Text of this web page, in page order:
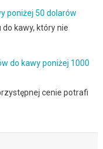
poniżej 50 dolarów
kawy, który nie
do kawy poniżej 1000
cenie potrafi